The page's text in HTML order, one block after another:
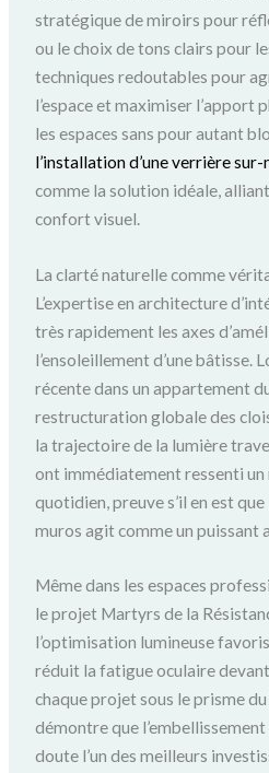
stratégique de miroirs pour
ou le choix de tons clairs pour
techniques redoutables pour
l’espace et maximiser l’apport
les espaces sans pour autant
l’installation d’une verrière sur-
comme la solution idéale,
confort visuel.
La clarté naturelle comme
L’expertise en architecture
très rapidement les axes
l’ensoleillement d’une bâtisse.
récente dans un appartement
restructuration globale des
la trajectoire de la lumière
ont immédiatement ressenti un
quotidien, preuve s’il en est
muros agit comme un puissant
Même dans les espaces
le projet Martyrs de la
l’optimisation lumineuse
réduit la fatigue oculaire
chaque projet sous le prisme
démontre que
doute l’un des meilleurs